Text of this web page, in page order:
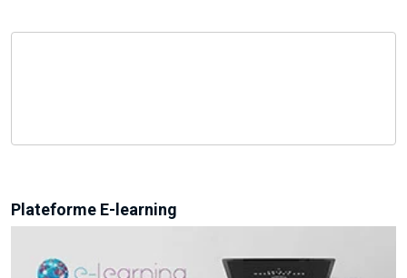
Plateforme E-learning